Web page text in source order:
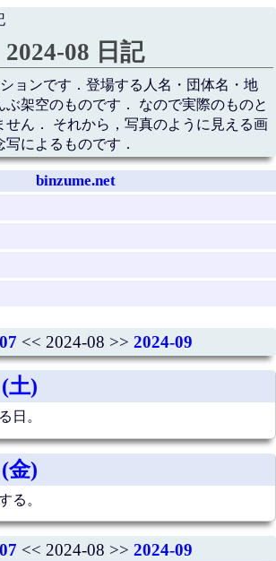
2024-08 日記
ョンです．登場する人名・団体名・地
架空のものです． なので実際のものと
せん． それから，写真のように見える画
によるものです．
binzume.net
<< 2024-08 >> 2024-09
土)
日。
金)
る。
<< 2024-08 >> 2024-09